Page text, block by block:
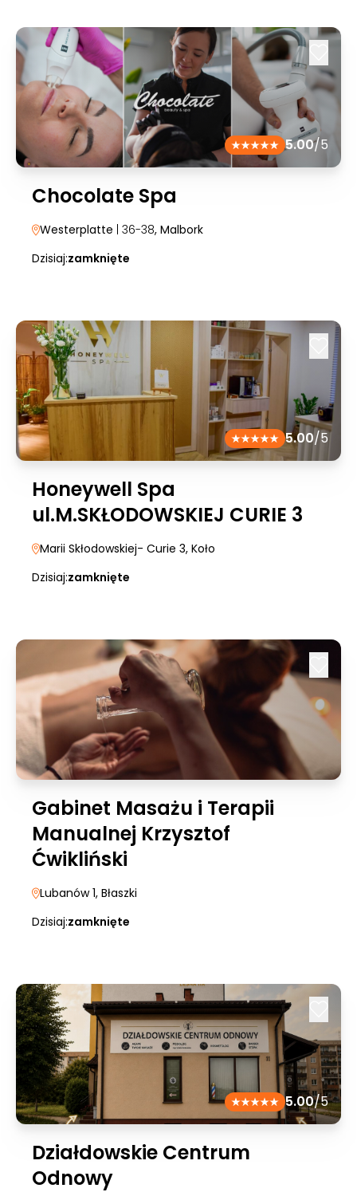
5.00/5
Chocolate Spa
Westerplatte | 36-38, Malbork
Dzisiaj:zamknięte
5.00/5
Honeywell Spa
ul.M.SKŁODOWSKIEJ CURIE 3
Marii Skłodowskiej- Curie 3, Koło
Dzisiaj:zamknięte
Gabinet Masażu i Terapii
Manualnej Krzysztof
Ćwikliński
Lubanów 1, Błaszki
Dzisiaj:zamknięte
5.00/5
Działdowskie Centrum
Odnowy